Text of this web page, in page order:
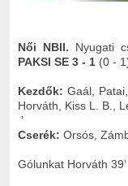
Női NBII. Nyugati
PAKSI SE 3 - 1 (0 -
Kezdők: Gaál,
Horváth, Kiss L. B.,
’
Cserék: Orsós,
Gólunkat Horváth